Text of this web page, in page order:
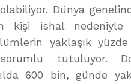
Dünya
kişi ishal nedeniyle
yaklaşık yüzde
tutuluyor.
600 bin, günde